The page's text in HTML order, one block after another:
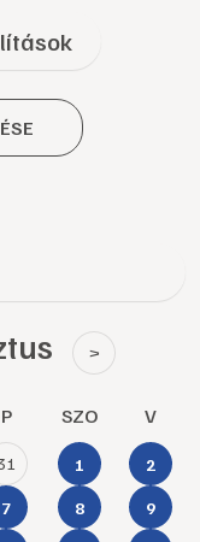
>
P SZO V
1 2
7 8 9